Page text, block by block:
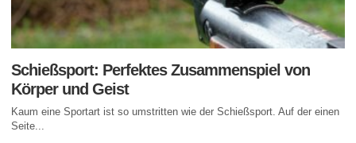
Schießsport: Perfektes Zusammenspiel von
Körper und Geist
Kaum eine Sportart ist so umstritten wie der Schießsport. Auf der einen
Seite...